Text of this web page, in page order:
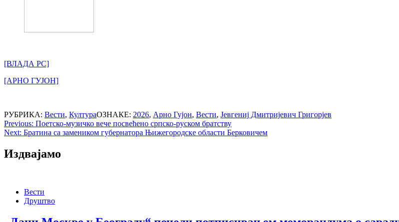
[ВЛАДА РС]
[АРНО ГУЈОН]
РУБРИКА: Вести, КултураОЗНАКЕ: 2026, Арно Гујон, Вести, Јевгениј Дмитријевич Григорјев
Post
navigation
Previous: Поетско-музичко вече посвећено српско-руском братству
Next: Братина са замеником губернатора Њижегородске области Берковичем
Издвајамо
Вести
Друштво